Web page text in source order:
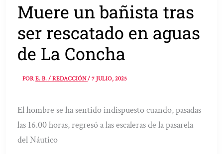
Muere un bañista tras
ser rescatado en aguas
de La Concha
PORE. B. / REDACCIÓN/7 JULIO, 2025
El hombre se ha sentido indispuesto cuando, pasadas
las 16.00 horas, regresó a las escaleras de la pasarela
del Náutico